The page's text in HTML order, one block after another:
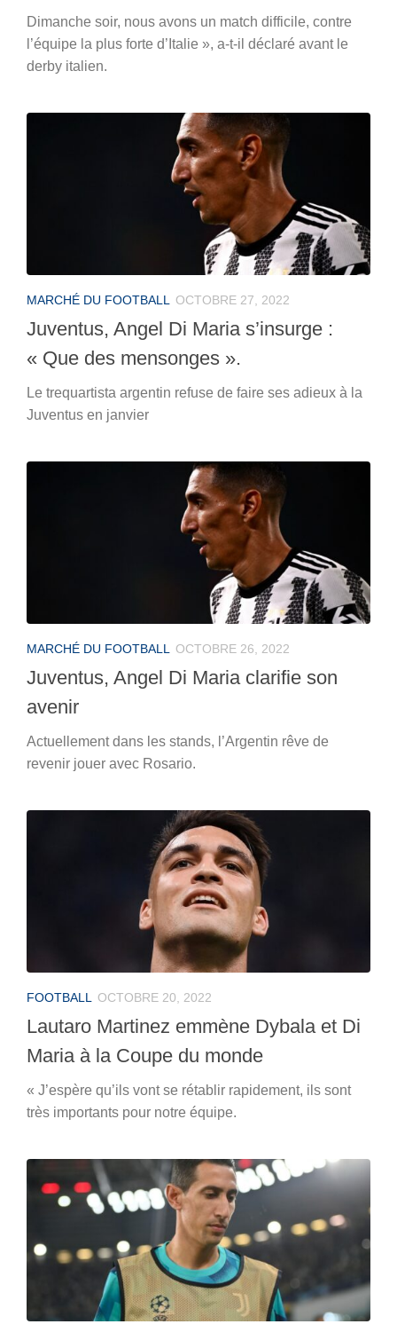
Dimanche soir, nous avons un match difficile, contre
l’équipe la plus forte d’Italie », a-t-il déclaré avant le
derby italien.
MARCHÉ DU FOOTBALL OCTOBRE 27, 2022
Juventus, Angel Di Maria s’insurge :
« Que des mensonges ».
Le trequartista argentin refuse de faire ses adieux à la
Juventus en janvier
MARCHÉ DU FOOTBALL OCTOBRE 26, 2022
Juventus, Angel Di Maria clarifie son
avenir
Actuellement dans les stands, l’Argentin rêve de
revenir jouer avec Rosario.
FOOTBALL OCTOBRE 20, 2022
Lautaro Martinez emmène Dybala et Di
Maria à la Coupe du monde
« J’espère qu’ils vont se rétablir rapidement, ils sont
très importants pour notre équipe.